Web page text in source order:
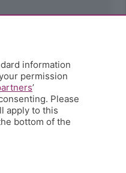
information
permission
’
Please
apply to this
bottom of the